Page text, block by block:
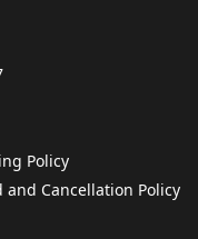
Policy
and Cancellation Policy